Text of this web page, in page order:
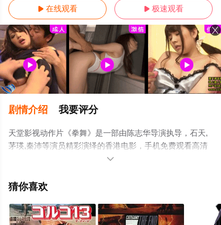
 在线观看  极速观看
剧情介绍 我要评分
天堂影视动作片《拳舞》是一部由陈志华导演执导，石天,
茅瑛,秦沛等演员精彩演绎的香港电影，手机免费观看高清
未删减完整版电影大全就上天堂电影网，更多相关信息可

猜你喜欢